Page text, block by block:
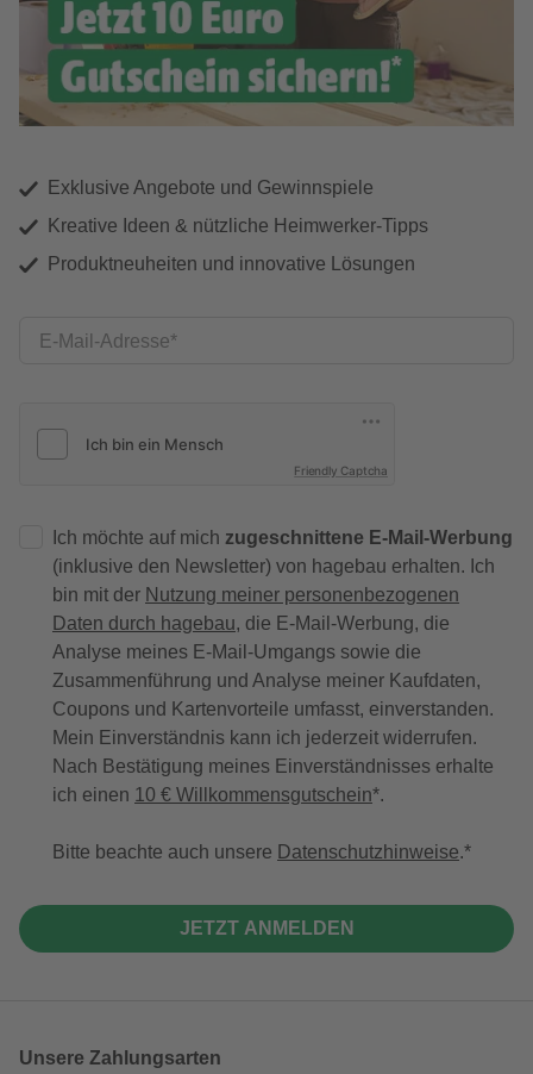
Exklusive Angebote und Gewinnspiele
Kreative Ideen & nützliche Heimwerker-Tipps
Produktneuheiten und innovative Lösungen
E-Mail-Adresse
Friendly Captcha
Ich möchte auf mich zugeschnittene E-Mail-Werbung
(inklusive den Newsletter) von hagebau erhalten. Ich
bin mit der Nutzung meiner personenbezogenen
Daten durch hagebau, die E-Mail-Werbung, die
Analyse meines E-Mail-Umgangs sowie die
Zusammenführung und Analyse meiner Kaufdaten,
Coupons und Kartenvorteile umfasst, einverstanden.
Mein Einverständnis kann ich jederzeit widerrufen.
Nach Bestätigung meines Einverständnisses erhalte
ich einen 10 € Willkommensgutschein*.
Bitte beachte auch unsere Datenschutzhinweise.
JETZT ANMELDEN
Unsere Zahlungsarten